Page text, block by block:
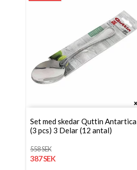
Set med skedar Quttin Antartica
(3 pcs) 3 Delar (12 antal)
558 SEK
387 SEK